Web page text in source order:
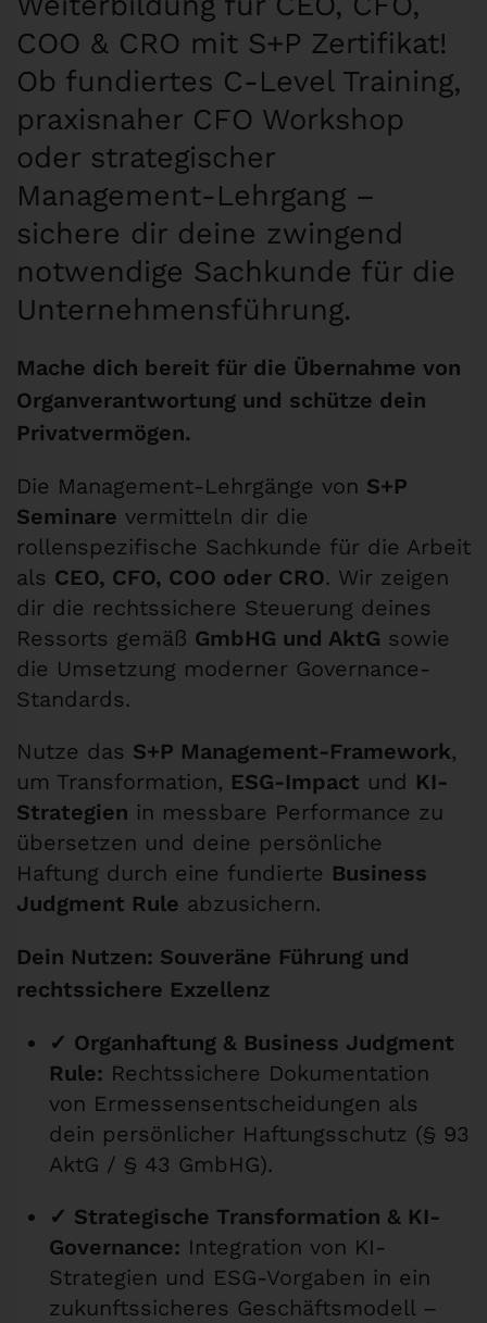
COO & CRO mit S+P Zertifikat!
Ob fundiertes C-Level Training,
praxisnaher CFO Workshop
oder strategischer
Management-Lehrgang –
sichere dir deine zwingend
notwendige Sachkunde für die
Unternehmensführung.
Mache dich bereit für die Übernahme von
Organverantwortung und schütze dein
Privatvermögen.
Die Management-Lehrgänge von S+P
Seminare vermitteln dir die
rollenspezifische Sachkunde für die Arbeit
als CEO, CFO, COO oder CRO. Wir zeigen
dir die rechtssichere Steuerung deines
Ressorts gemäß GmbHG und AktG sowie
die Umsetzung moderner Governance-
Standards.
Nutze das S+P Management-Framework,
um Transformation, ESG-Impact und KI-
Strategien in messbare Performance zu
übersetzen und deine persönliche
Haftung durch eine fundierte Business
Judgment Rule abzusichern.
Dein Nutzen: Souveräne Führung und
rechtssichere Exzellenz
✓ Organhaftung & Business Judgment
Rule: Rechtssichere Dokumentation
von Ermessensentscheidungen als
dein persönlicher Haftungsschutz (§ 93
AktG / § 43 GmbHG).
✓ Strategische Transformation & KI-
Governance: Integration von KI-
Strategien und ESG-Vorgaben in ein
zukunftssicheres Geschäftsmodell –